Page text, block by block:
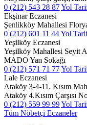
0 (212) 543 28 87Yol
Ekşinar Eczanesi
Şenlikköy Mahallesi
0 (212) 601 11 44Yol
Yeşilköy Eczanesi
Yeşilköy Mahallesi Seyit
MADO Yan Sokağı
0 (212) 571 71 77Yol
Lale Eczanesi
Ataköy 3-4-11. Kısım
Ataköy 4.Kısım Çarşısı
0 (212) 559 99 99Yol
Tüm Nöbetçi Eczaneler